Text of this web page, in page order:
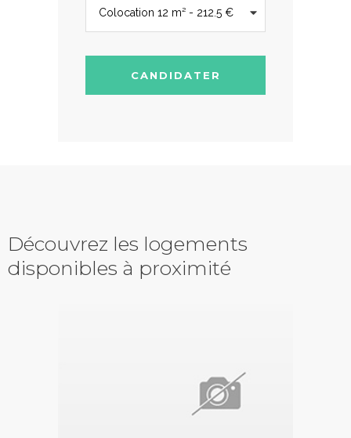
CANDIDATER
Découvrez les logements
disponibles à proximité